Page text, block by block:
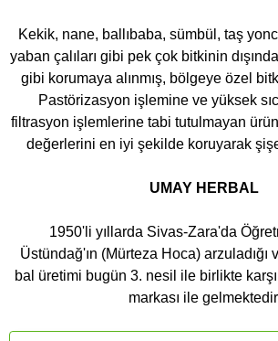
Kekik, nane, ballıbaba, sümbül, taş
yaban çalıları gibi pek çok bitkinin
gibi korumaya alınmış, bölgeye özel
Pastörizasyon işlemine ve yüksek
filtrasyon işlemlerine tabi tutulmayan
değerlerini en iyi şekilde koruyarak
UMAY HERBAL
1950'li yıllarda Sivas-Zara'da
Üstündağ'ın (Mürteza Hoca) arzuladığı
bal üretimi bugün 3. nesil ile birlikte
markası ile